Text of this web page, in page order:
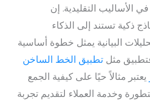
الأساليب التقليدية. إن
ذكية تستند إلى الذكاء
البيانية يمثل خطوة أساسية
مثلتطبيق الخط الساخن
يعتبر مثالاً حيًا على كيفية الجمع
وخدمة العملاء لتقديم تجربة